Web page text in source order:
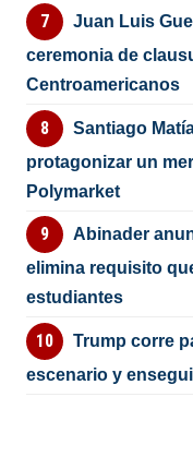
Juan Luis
ceremonia de
Centroamericanos
Santiago
protagonizar un
Polymarket
Abinader
elimina requisito
estudiantes
Trump corre
escenario y